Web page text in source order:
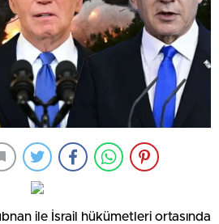
ile İsrail hükümetleri ortasında